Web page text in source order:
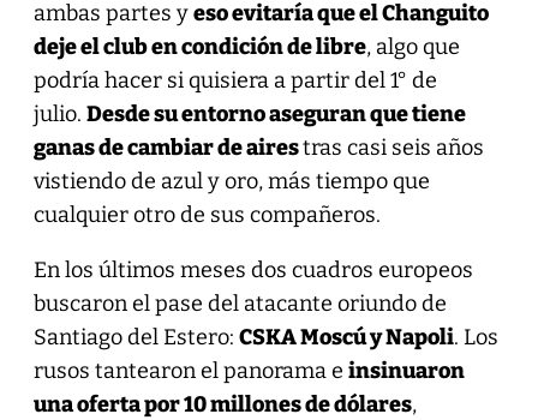
ambas partes yeso evitaría que el Changuito
deje el club en condición de libre, algo que
podría hacer si quisiera a partir del 1° de
julio. Desde su entorno aseguran que tiene
ganas de cambiar de airestras casi seis años
vistiendo de azul y oro, más tiempo que
cualquier otro de sus compañeros.
En los últimos meses dos cuadros europeos
buscaron el pase del atacante oriundo de
Santiago del Estero: CSKA Moscú y Napoli. Los
rusos tantearon el panorama e insinuaron
una oferta por 10 millones de dólares,